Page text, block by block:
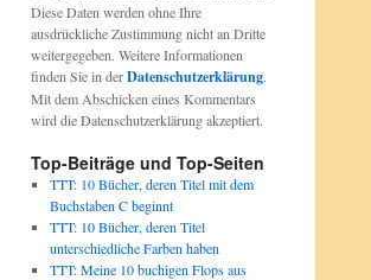
Diese Daten werden ohne Ihre
ausdrückliche Zustimmung nicht an Dritte
weitergegeben. Weitere Informationen
finden Sie in derDatenschutzerklärung.
Mit dem Abschicken eines Kommentars
wird die Datenschutzerklärung akzeptiert.
Top-Beiträge und Top-Seiten
TTT: 10 Bücher, deren Titel mit dem
Buchstaben C beginnt
TTT: 10 Bücher, deren Titel
unterschiedliche Farben haben
TTT: Meine 10 buchigen Flops aus